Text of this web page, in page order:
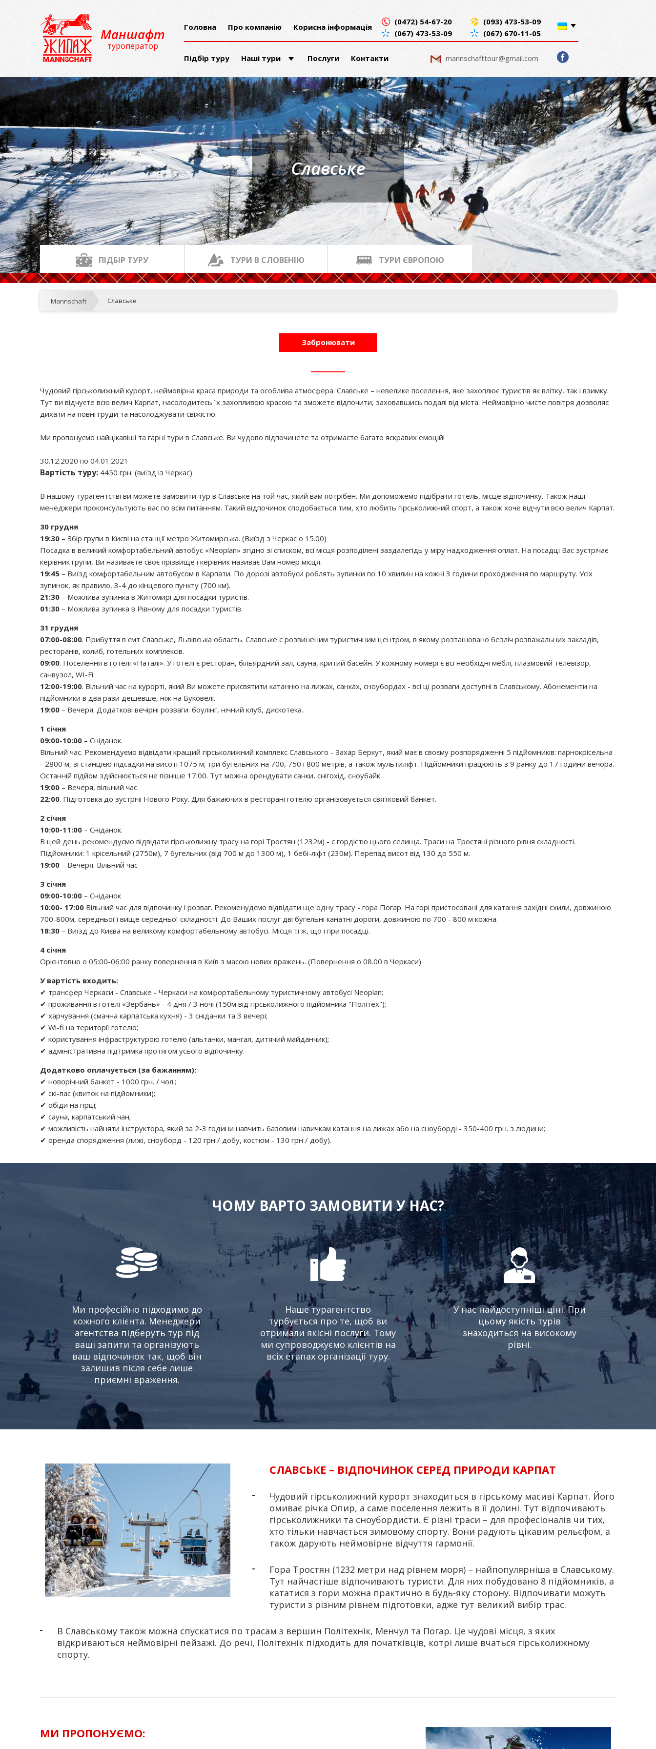
Маншафт
туроператор
Головна Про компанію Корисна інформація
(0472) 54-67-20
(067) 473-53-09
(093) 473-53-09
(067) 670-11-05
Підбір туру Наші тури Послуги Контакти mannschafttour@gmail.com
Славське
ПІДБІР ТУРУ ТУРИ В СЛОВЕНІЮ ТУРИ ЄВРОПОЮ
Mannschaft Славське
Забронювати
Чудовий гірськолижний курорт, неймовірна краса природи та особлива атмосфера. Славське – невелике поселення, яке захоплює туристів як влітку, так і взимку.
Тут ви відчуєте всю велич Карпат, насолодитесь їх захопливою красою та зможете відпочити, заховавшись подалі від міста. Неймовірно чисте повітря дозволяє
дихати на повні груди та насолоджувати свіжістю.
Ми пропонуємо найцікавіші та гарні тури в Славське. Ви чудово відпочинете та отримаєте багато яскравих емоцій!
30.12.2020 по 04.01.2021
Вартість туру: 4450 грн. (виїзд із Черкас)
В нашому турагентстві ви можете замовити тур в Славське на той час, який вам потрібен. Ми допоможемо підібрати готель, місце відпочинку. Також наші
менеджери проконсультують вас по всім питанням. Такий відпочинок сподобається тим, хто любить гірськолижний спорт, а також хоче відчути всю велич Карпат.
30 грудня
19:30 – Збір групи в Києві на станції метро Житомирська. (Виїзд з Черкас о 15.00)
Посадка в великий комфортабельний автобус «Neoplan» згідно зі списком, всі місця розподілені заздалегідь у міру надходження оплат. На посадці Вас зустрічає
керівник групи, Ви називаєте своє прізвище і керівник називає Вам номер місця.
19:45 – Виїзд комфортабельним автобусом в Карпати. По дорозі автобуси роблять зупинки по 10 хвилин на кожні 3 години проходження по маршруту. Усіх
зупинок, як правило, 3-4 до кінцевого пункту (700 км).
21:30 – Можлива зупинка в Житомирі для посадки туристів.
01:30 – Можлива зупинка в Рівному для посадки туристів.
31 грудня
07:00-08:00. Прибуття в смт Славське, Львівська область. Славське є розвиненим туристичним центром, в якому розташовано безліч розважальних закладів,
ресторанів, колиб, готельних комплексів.
09:00. Поселення в готелі «Наталі». У готелі є ресторан, більярдний зал, сауна, критий басейн. У кожному номері є всі необхідні меблі, плазмовий телевізор,
санвузол, WI-Fi.
12:00-19:00. Вільний час на курорті, який Ви можете присвятити катанню на лижах, санках, сноубордах - всі ці розваги доступні в Славському. Абонементи на
підйомники в два рази дешевше, ніж на Буковелі.
19:00 – Вечеря. Додаткові вечірні розваги: боулінг, нічний клуб, дискотека.
1 січня
09:00-10:00 – Сніданок.
Вільний час. Рекомендуємо відвідати кращий гірськолижний комплекс Славського - Захар Беркут, який має в своєму розпорядженні 5 підйомників: парнокрісельна
- 2800 м, зі станцією підсадки на висоті 1075 м; три бугельних на 700, 750 і 800 метрів, а також мультиліфт. Підйомники працюють з 9 ранку до 17 години вечора.
Останній підйом здійснюється не пізніше 17:00. Тут можна орендувати санки, снігохід, сноубайк.
19:00 – Вечеря, вільний час.
22:00. Підготовка до зустрічі Нового Року. Для бажаючих в ресторані готелю організовується святковий банкет.
2 січня
10:00-11:00 – Сніданок.
В цей день рекомендуємо відвідати гірськолижну трасу на горі Тростян (1232м) - є гордістю цього селища. Траси на Тростяні різного рівня складності.
Підйомники: 1 крісельний (2750м), 7 бугельних (від 700 м до 1300 м), 1 бебі-ліфт (230м). Перепад висот від 130 до 550 м.
19:00 – Вечеря. Вільний час
3 січня
09:00-10:00 – Сніданок
10:00- 17:00 Вільний час для відпочинку і розваг. Рекоменудємо відвідати ще одну трасу - гора Погар. На горі пристосовані для катання західні схили, довжиною
700-800м, середньої і вище середньої складності. До Ваших послуг дві бугельні канатні дороги, довжиною по 700 - 800 м кожна.
18:30 – Виїзд до Києва на великому комфортабельному автобусі. Місця ті ж, що і при посадці.
4 січня
Орієнтовно о 05:00-06:00 ранку повернення в Київ з масою нових вражень. (Повернення о 08.00 в Черкаси)
У вартість входить:
✔ трансфер Черкаси - Славське - Черкаси на комфортабельному туристичному автобусі Neoplan;
✔ проживання в готелі «Зербань» - 4 дня / 3 ночі (150м від гірськолижного підйомника "Політех");
✔ харчування (смачна карпатська кухня) - 3 сніданки та 3 вечері;
✔ Wi-fi на території готелю;
✔ користування інфраструктурою готелю (альтанки, мангал, дитячий майданчик);
✔ адміністративна підтримка протягом усього відпочинку.
Додатково оплачується (за бажанням):
✔ новорічний банкет - 1000 грн. / чол.;
✔ скі-пас (квиток на підйомники);
✔ обіди на гірці;
✔ сауна, карпатський чан;
✔ можливість найняти інструктора, який за 2-3 години навчить базовим навичкам катання на лижах або на сноуборді - 350-400 грн. з людини;
✔ оренда спорядження (лижі, сноуборд - 120 грн / добу, костюм - 130 грн / добу).
ЧОМУ ВАРТО ЗАМОВИТИ У НАС?
Ми професійно підходимо до
кожного клієнта. Менеджери
агентства підберуть тур під
ваші запити та організують
ваш відпочинок так, щоб він
залишив після себе лише
приємні враження.
Наше турагентство
турбується про те, щоб ви
отримали якісні послуги. Тому
ми супроводжуємо клієнтів на
всіх етапах організації туру.
У нас найдоступніші ціні. При
цьому якість турів
знаходиться на високому
рівні.
СЛАВСЬКЕ – ВІДПОЧИНОК СЕРЕД ПРИРОДИ КАРПАТ
Чудовий гірськолижний курорт знаходиться в гірському масиві Карпат. Його
омиває річка Опир, а саме поселення лежить в її долині. Тут відпочивають
гірськолижники та сноубордисти. Є різні траси – для професіоналів чи тих,
хто тільки навчається зимовому спорту. Вони радують цікавим рельєфом, а
також дарують неймовірне відчуття гармонії.
Гора Тростян (1232 метри над рівнем моря) – найпопулярніша в Славському.
Тут найчастіше відпочивають туристи. Для них побудовано 8 підйомників, а
кататися з гори можна практично в будь-яку сторону. Відпочивати можуть
туристи з різним рівнем підготовки, адже тут великий вибір трас.
В Славському також можна спускатися по трасам з вершин Політехнік, Менчул та Погар. Це чудові місця, з яких
відкриваються неймовірні пейзажі. До речі, Політехнік підходить для початківців, котрі лише вчаться гірськолижному
спорту.
МИ ПРОПОНУЄМО: